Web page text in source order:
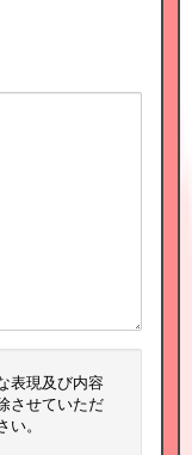
表現及び内容
させていただ
。